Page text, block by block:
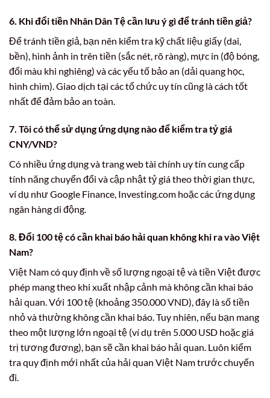
6. Khi đổi tiền Nhân Dân Tệ cần lưu ý gì để tránh tiền giả?
Để tránh tiền giả, bạn nên kiểm tra kỹ chất liệu giấy (dai,
bền), hình ảnh in trên tiền (sắc nét, rõ ràng), mực in (độ bóng,
đổi màu khi nghiêng) và các yếu tố bảo an (dải quang học,
hình chìm). Giao dịch tại các tổ chức uy tín cũng là cách tốt
nhất để đảm bảo an toàn.
7. Tôi có thể sử dụng ứng dụng nào để kiểm tra tỷ giá
CNY/VND?
Có nhiều ứng dụng và trang web tài chính uy tín cung cấp
tính năng chuyển đổi và cập nhật tỷ giá theo thời gian thực,
ví dụ như Google Finance, Investing.com hoặc các ứng dụng
ngân hàng di động.
8. Đổi 100 tệ có cần khai báo hải quan không khi ra vào Việt
Nam?
Việt Nam có quy định về số lượng ngoại tệ và tiền Việt được
phép mang theo khi xuất nhập cảnh mà không cần khai báo
hải quan. Với 100 tệ (khoảng 350.000 VND), đây là số tiền
nhỏ và thường không cần khai báo. Tuy nhiên, nếu bạn mang
theo một lượng lớn ngoại tệ (ví dụ trên 5.000 USD hoặc giá
trị tương đương), bạn sẽ cần khai báo hải quan. Luôn kiểm
tra quy định mới nhất của hải quan Việt Nam trước chuyến
đi.